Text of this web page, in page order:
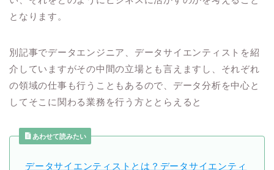
となります。
別記事でデータエンジニア、データサイエンティストを紹
介していますがその中間の立場とも言えますし、それぞれ
の領域の仕事も行うこともあるので、データ分析を中心と
してそこに関わる業務を行う方ととらえると
あわせて読みたい
データサイエンティストとは？データサイエンティ